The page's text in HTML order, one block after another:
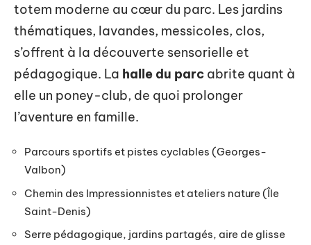
totem moderne au cœur du parc. Les jardins
thématiques, lavandes, messicoles, clos,
s’offrent à la découverte sensorielle et
pédagogique. La halle du parc abrite quant à
elle un poney-club, de quoi prolonger
l’aventure en famille.
Parcours sportifs et pistes cyclables (Georges-
Valbon)
Chemin des Impressionnistes et ateliers nature (Île
Saint-Denis)
Serre pédagogique, jardins partagés, aire de glisse